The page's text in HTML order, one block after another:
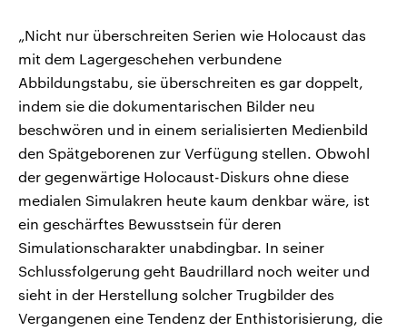
„Nicht nur überschreiten Serien wie Holocaust das
mit dem Lagergeschehen verbundene
Abbildungstabu, sie überschreiten es gar doppelt,
indem sie die dokumentarischen Bilder neu
beschwören und in einem serialisierten Medienbild
den Spätgeborenen zur Verfügung stellen. Obwohl
der gegenwärtige Holocaust-Diskurs ohne diese
medialen Simulakren heute kaum denkbar wäre, ist
ein geschärftes Bewusstsein für deren
Simulationscharakter unabdingbar. In seiner
Schlussfolgerung geht Baudrillard noch weiter und
sieht in der Herstellung solcher Trugbilder des
Vergangenen eine Tendenz der Enthistorisierung, die